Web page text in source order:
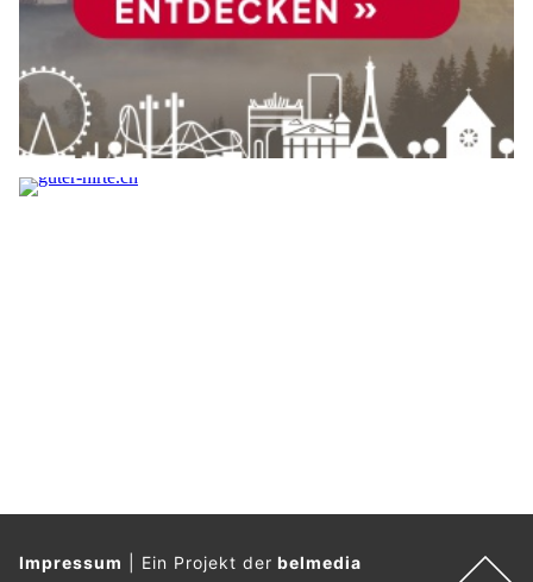
Impressum Ein Projekt derbelmedia